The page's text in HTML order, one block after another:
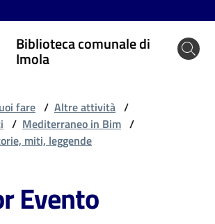
Biblioteca comunale di
Imola
fare / Altre attività /
/ Mediterraneo in Bim /
miti, leggende
Evento